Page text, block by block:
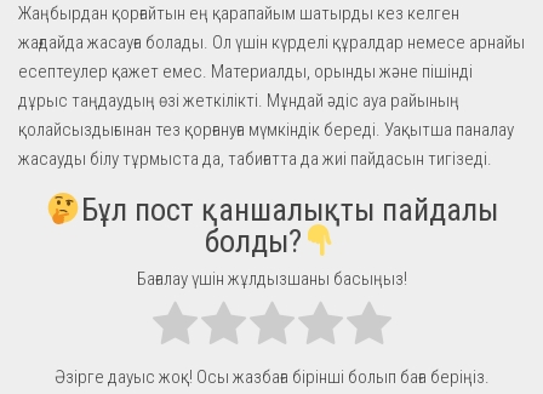
Жаңбырдан қорғайтын ең қарапайым шатырды кез келген
жағдайда жасауға болады. Ол үшін күрделі құралдар немесе арнайы
есептеулер қажет емес. Материалды, орынды және пішінді
дұрыс таңдаудың өзі жеткілікті. Мұндай әдіс ауа райының
қолайсыздығынан тез қорғануға мүмкіндік береді. Уақытша паналау
жасауды білу тұрмыста да, табиғатта да жиі пайдасын тигізеді.
Бұл пост қаншалықты пайдалы
болды?
Бағалау үшін жұлдызшаны басыңыз!
Әзірге дауыс жоқ! Осы жазбаға бірінші болып баға беріңіз.